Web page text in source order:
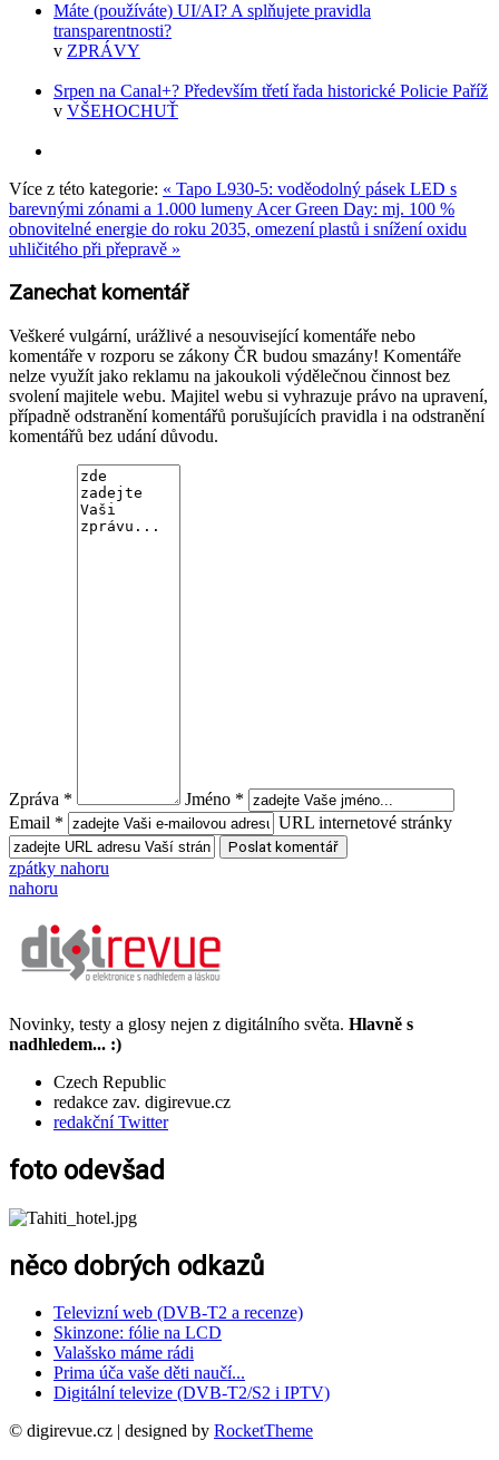
Máte (používáte) UI/AI? A splňujete pravidla
transparentnosti?
v ZPRÁVY
Srpen na Canal+? Především třetí řada historické Policie Paříž
v VŠEHOCHUŤ
Více z této kategorie: « Tapo L930‑5: voděodolný pásek LED s
barevnými zónami a 1.000 lumenyAcer Green Day: mj. 100 %
obnovitelné energie do roku 2035, omezení plastů i snížení oxidu
uhličitého při přepravě »
Zanechat komentář
Veškeré vulgární, urážlivé a nesouvisející komentáře nebo
komentáře v rozporu se zákony ČR budou smazány! Komentáře
nelze využít jako reklamu na jakoukoli výdělečnou činnost bez
svolení majitele webu. Majitel webu si vyhrazuje právo na upravení,
případně odstranění komentářů porušujících pravidla i na odstranění
komentářů bez udání důvodu.
Zpráva *
Jméno *
Email *
URL internetové stránky
zpátky nahoru
nahoru
Novinky, testy a glosy nejen z digitálního světa. Hlavně s
nadhledem... :)
Czech Republic
redakce zav. digirevue.cz
redakční Twitter
foto odevšad
něco dobrých odkazů
Televizní web (DVB-T2 a recenze)
Skinzone: fólie na LCD
Valašsko máme rádi
Prima úča vaše děti naučí...
Digitální televize (DVB-T2/S2 i IPTV)
© digirevue.cz | designed by RocketTheme